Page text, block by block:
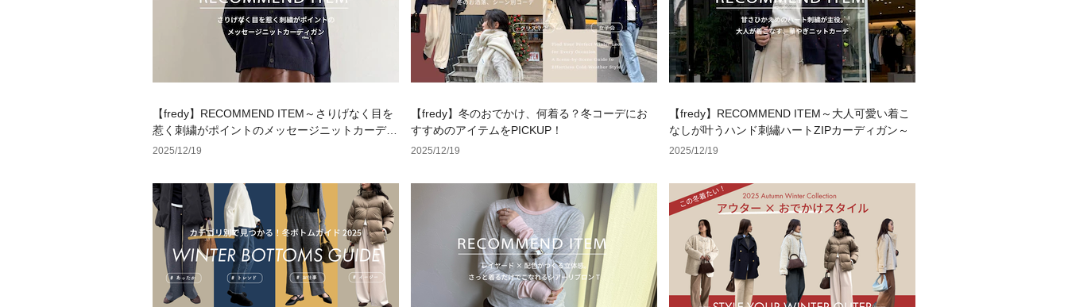
【fredy】RECOMMEND ITEM～さりげなく目を
惹く刺繍がポイントのメッセージニットカーディ
ガン～
2025/12/19
【fredy】冬のおでかけ、何着る？冬コーデにお
すすめのアイテムをPICKUP！
2025/12/19
【fredy】RECOMMEND ITEM～大人可愛い着こ
なしが叶うハンド刺繡ハートZIPカーディガン～
2025/12/19